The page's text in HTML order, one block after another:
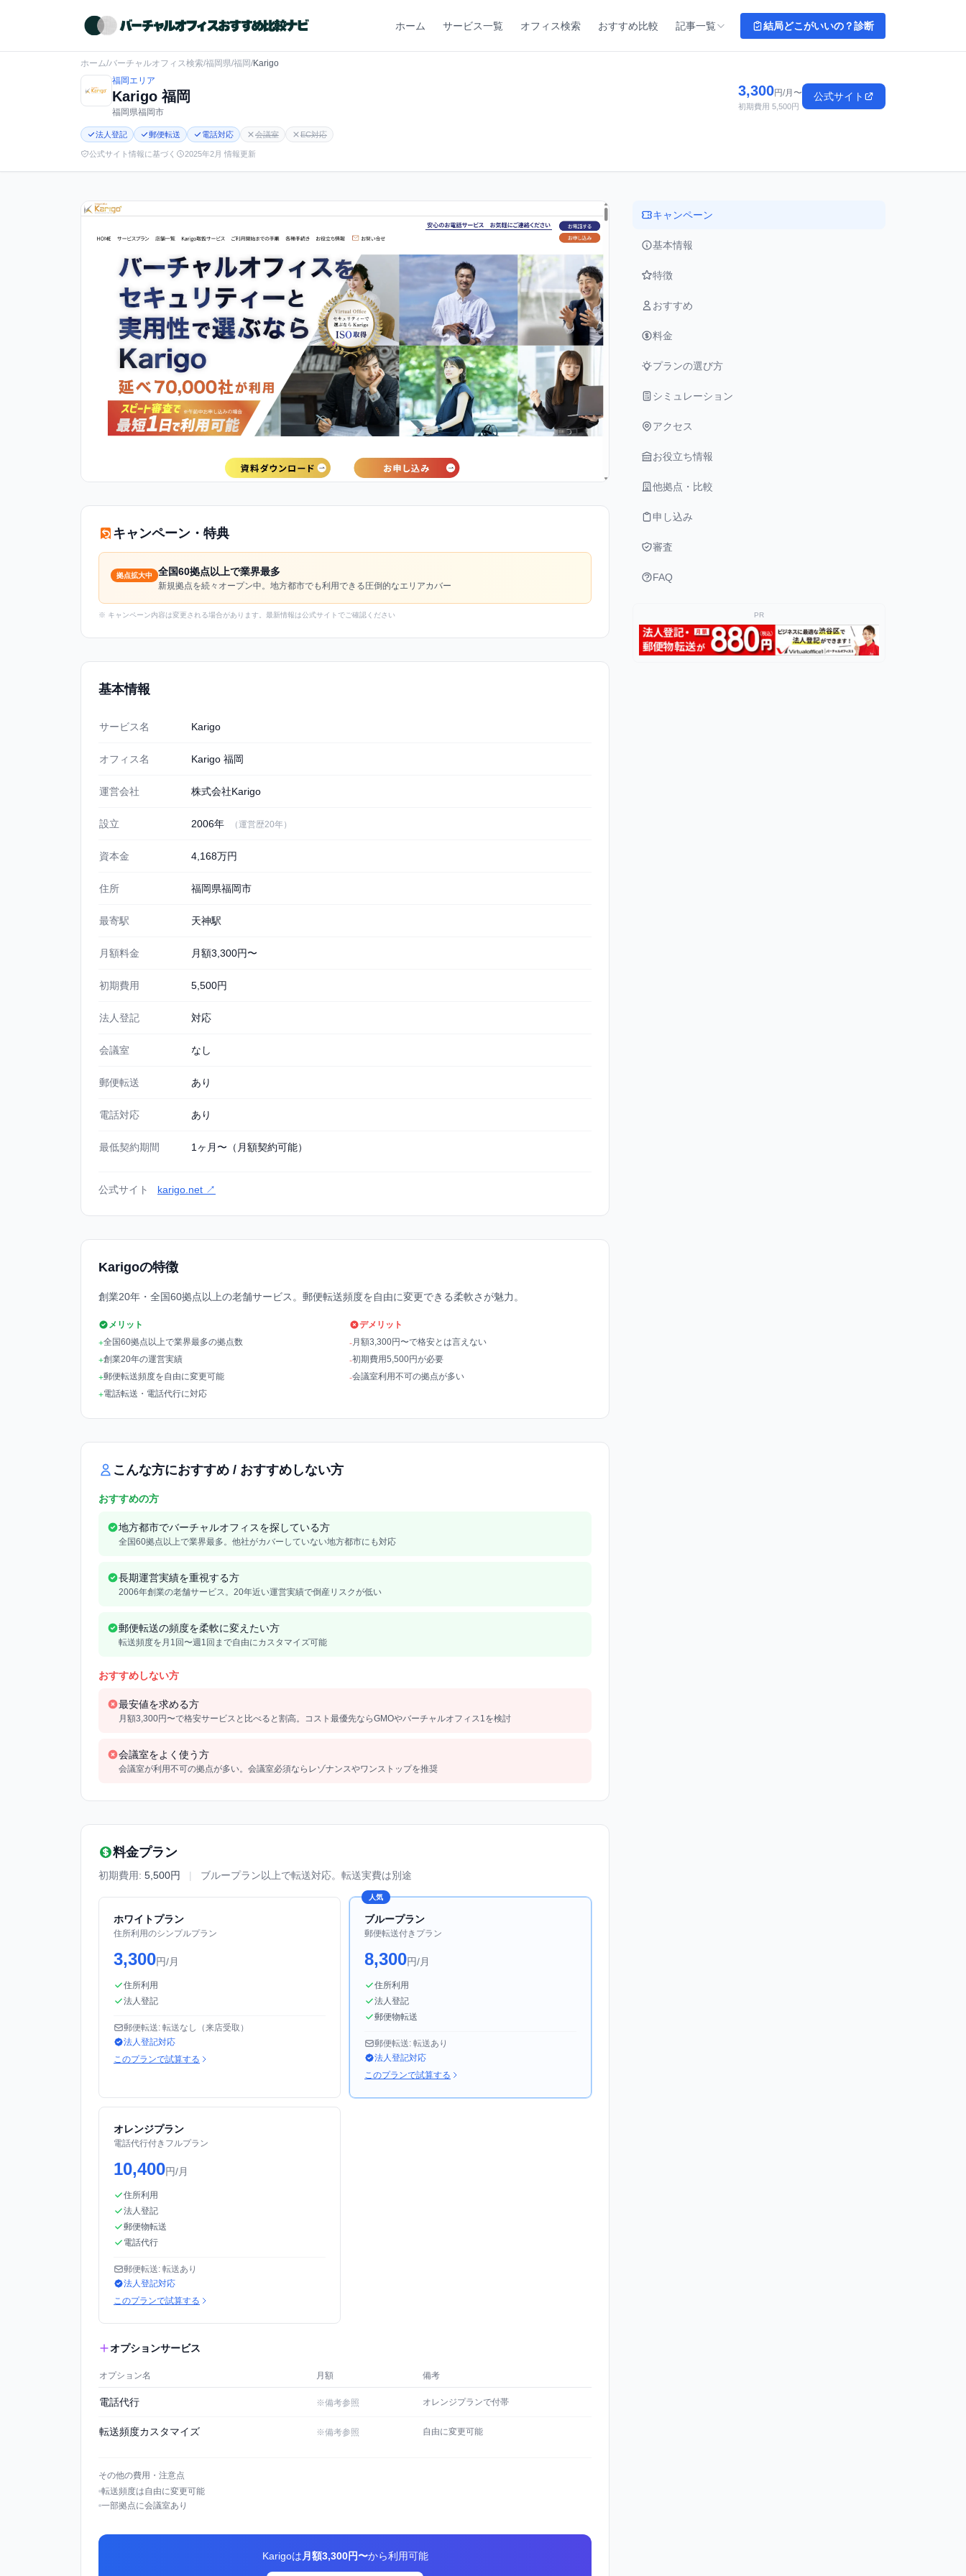
ホーム サービス一覧 オフィス検索 おすすめ比較 記事一覧 結局どこがいいの？診断
ホーム/バーチャルオフィス検索/福岡県/福岡/Karigo
福岡エリア
Karigo 福岡
福岡県福岡市
3,300円/月〜
初期費用 5,500円
公式サイト
法人登記 郵便転送 電話対応 会議室 EC対応
公式サイト情報に基づく 2025年2月 情報更新
キャンペーン・特典
拠点拡大中 全国60拠点以上で業界最多
新規拠点を続々オープン中。地方都市でも利用できる圧倒的なエリアカバー
※ キャンペーン内容は変更される場合があります。最新情報は公式サイトでご確認ください
基本情報
サービス名
Karigo
オフィス名 Karigo 福岡
運営会社 株式会社Karigo
設立 2006年 （運営歴20年）
資本金 4,168万円
住所 福岡県福岡市
最寄駅 天神駅
月額料金 月額3,300円〜
初期費用 5,500円
法人登記 対応
会議室 なし
郵便転送 あり
電話対応 あり
最低契約期間 1ヶ月〜（月額契約可能）
公式サイト karigo.net ↗
Karigoの特徴
創業20年・全国60拠点以上の老舗サービス。郵便転送頻度を自由に変更できる柔軟さが魅力。
メリット
+全国60拠点以上で業界最多の拠点数
+創業20年の運営実績
+郵便転送頻度を自由に変更可能
+電話転送・電話代行に対応
デメリット
-月額3,300円〜で格安とは言えない
-初期費用5,500円が必要
-会議室利用不可の拠点が多い
こんな方におすすめ / おすすめしない方
おすすめの方
地方都市でバーチャルオフィスを探している方
全国60拠点以上で業界最多。他社がカバーしていない地方都市にも対応
長期運営実績を重視する方
2006年創業の老舗サービス。20年近い運営実績で倒産リスクが低い
郵便転送の頻度を柔軟に変えたい方
転送頻度を月1回〜週1回まで自由にカスタマイズ可能
おすすめしない方
最安値を求める方
月額3,300円〜で格安サービスと比べると割高。コスト最優先ならGMOやバーチャルオフィス1を検討
会議室をよく使う方
会議室が利用不可の拠点が多い。会議室必須ならレゾナンスやワンストップを推奨
料金プラン
初期費用: 5,500円 | ブループラン以上で転送対応。転送実費は別途
ホワイトプラン
住所利用のシンプルプラン
3,300円/月
住所利用
法人登記
郵便転送: 転送なし（来店受取）
法人登記対応
このプランで試算する
人気
ブループラン
郵便転送付きプラン
8,300円/月
住所利用
法人登記
郵便物転送
郵便転送: 転送あり
法人登記対応
このプランで試算する
オレンジプラン
電話代行付きフルプラン
10,400円/月
住所利用
法人登記
郵便物転送
電話代行
郵便転送: 転送あり
法人登記対応
このプランで試算する
オプションサービス
オプション名 月額 備考
電話代行 ※備考参照 オレンジプランで付帯
転送頻度カスタマイズ ※備考参照 自由に変更可能
その他の費用・注意点
転送頻度は自由に変更可能
一部拠点に会議室あり
Karigoは 月額3,300円〜から利用可能
キャンペーン
基本情報
特徴
おすすめ
料金
プランの選び方
シミュレーション
アクセス
お役立ち情報
他拠点・比較
申し込み
審査
FAQ
PR